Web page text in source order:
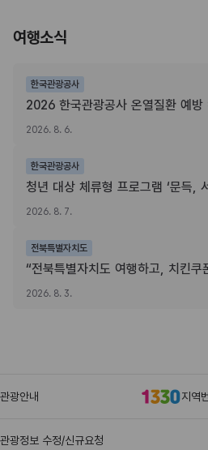
여행소식
한국관광공사
2026 한국관광공사 온열질환 예방
2026. 8. 6.
한국관광공사
청년 대상 체류형 프로그램 ‘문득,
2026. 8. 7.
전북특별자치도
2026. 8. 3.
관광안내 지역
관광정보 수정/신규요청